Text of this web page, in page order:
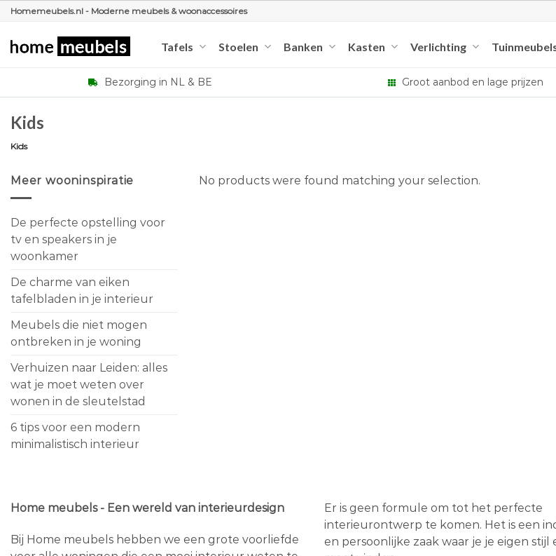
Ga
inhoud
Homemeubels.nl - Moderne meubels & woonaccessoires
Tafels Stoelen Banken Kasten Verlichting
Bezorging in NL & BE Groot aanbod en lage prijzen
Kids
Kids
Meer wooninspiratie
De perfecte opstelling voor
tv en speakers in je
woonkamer
De charme van eiken
tafelbladen in je interieur
Meubels die niet mogen
ontbreken in je woning
Verhuizen naar Leiden: alles
wat je moet weten over
wonen in de sleutelstad
6 tips voor een modern
minimalistisch interieur
No products were found matching your selection.
Home meubels - Een wereld van interieurdesign
Bij Home meubels hebben we een grote voorliefde
Er is geen formule om tot het perfecte
interieurontwerp te komen. Het is een
en persoonlijke zaak waar je je eigen stijl